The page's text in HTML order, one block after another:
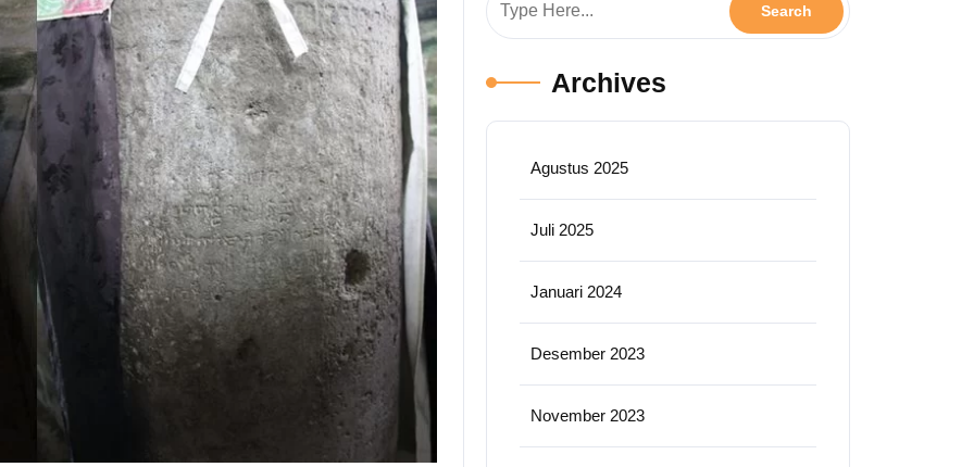
Archives
Agustus 2025
Juli 2025
Januari 2024
Desember 2023
November 2023